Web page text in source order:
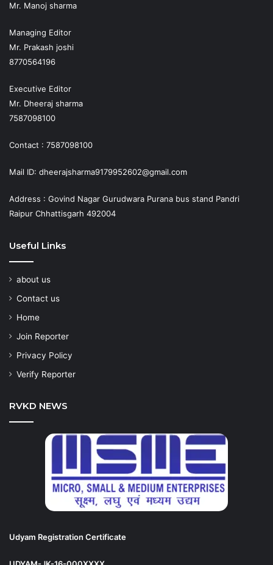
Mr. Manoj sharma
Managing Editor
Mr. Prakash joshi
8770564196
Executive Editor
Mr. Dheeraj sharma
7587098100
Contact : 7587098100
Mail ID: dheerajsharma9179952602@gmail.com
Address : Govind Nagar Gurudwara Purana bus stand Pandri
Raipur Chhattisgarh 492004
Useful Links
about us
Contact us
Home
Join Reporter
Privacy Policy
Verify Reporter
RVKD NEWS
Udyam Registration Certificate